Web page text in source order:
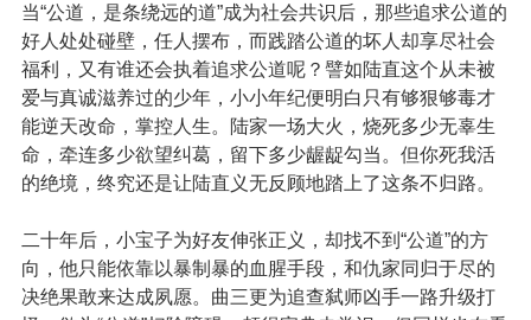
当“公道，是条绕远的道”成为社会共识后，那些追求公道的
好人处处碰壁，任人摆布，而践踏公道的坏人却享尽社会
福利，又有谁还会执着追求公道呢？譬如陆直这个从未被
爱与真诚滋养过的少年，小小年纪便明白只有够狠够毒才
能逆天改命，掌控人生。陆家一场大火，烧死多少无辜生
命，牵连多少欲望纠葛，留下多少龌龊勾当。但你死我活
的绝境，终究还是让陆直义无反顾地踏上了这条不归路。
二十年后，小宝子为好友伸张正义，却找不到“公道”的方
向，他只能依靠以暴制暴的血腥手段，和仇家同归于尽的
决绝果敢来达成夙愿。曲三更为追查弑师凶手一路升级打